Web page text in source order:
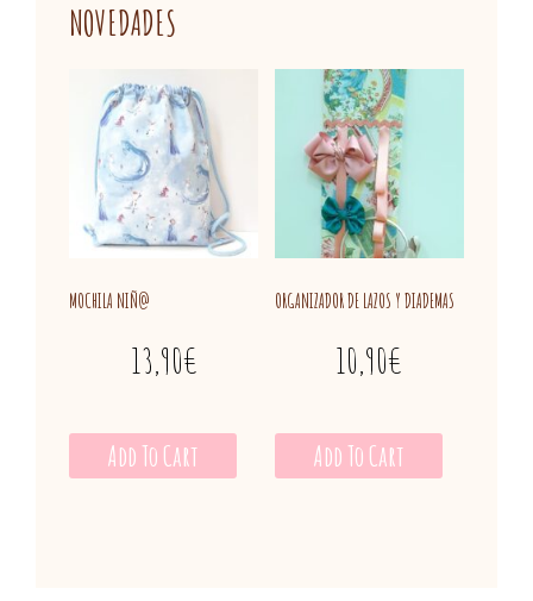
NOVEDADES
MOCHILA NIÑ@
13,90€
Add To Cart
ORGANIZADOR DE LAZOS Y DIADEMAS
10,90€
Add To Cart